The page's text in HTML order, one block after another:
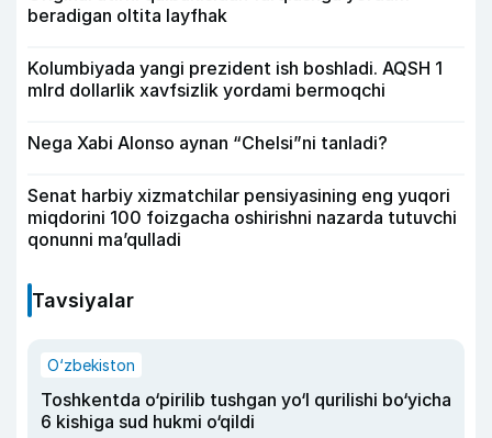
beradigan oltita layfhak
Kolumbiyada yangi prezident ish boshladi. AQSH 1
mlrd dollarlik xavfsizlik yordami bermoqchi
Nega Xabi Alonso aynan “Chelsi”ni tanladi?
Senat harbiy xizmatchilar pensiyasining eng yuqori
miqdorini 100 foizgacha oshirishni nazarda tutuvchi
qonunni ma’qulladi
Tavsiyalar
O‘zbekiston
Toshkentda o‘pirilib tushgan yo‘l qurilishi bo‘yicha
6 kishiga sud hukmi o‘qildi